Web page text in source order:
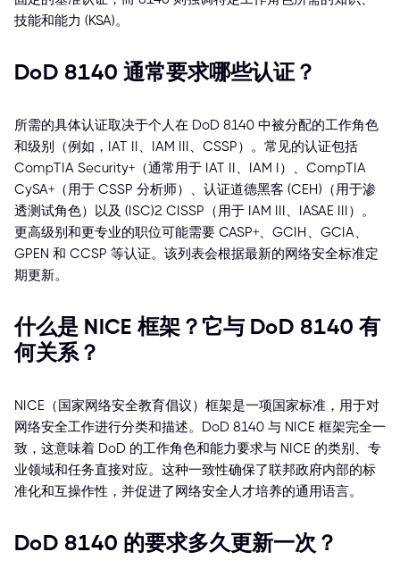
技能和能力 (KSA)。
DoD 8140 通常要求哪些认证？
所需的具体认证取决于个人在 DoD 8140 中被分配的工作角色
和级别（例如，IAT II、IAM III、CSSP）。常见的认证包括
CompTIA Security+（通常用于 IAT II、IAM I）、CompTIA
CySA+（用于 CSSP 分析师）、认证道德黑客 (CEH)（用于渗
透测试角色）以及 (ISC)² CISSP（用于 IAM III、IASAE III）。
更高级别和更专业的职位可能需要 CASP+、GCIH、GCIA、
GPEN 和 CCSP 等认证。该列表会根据最新的网络安全标准定
期更新。
什么是 NICE 框架？它与 DoD 8140 有
何关系？
NICE（国家网络安全教育倡议）框架是一项国家标准，用于对
网络安全工作进行分类和描述。DoD 8140 与 NICE 框架完全一
致，这意味着 DoD 的工作角色和能力要求与 NICE 的类别、专
业领域和任务直接对应。这种一致性确保了联邦政府内部的标
准化和互操作性，并促进了网络安全人才培养的通用语言。
DoD 8140 的要求多久更新一次？